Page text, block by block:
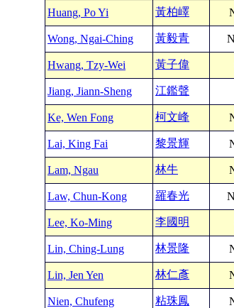
Huang, Po Yi 黃柏嶧
Wong, Ngai-Ching 黃毅青
Hwang, Tzy-Wei 黃子偉
Jiang, Jiann-Sheng 江鑑聲
Ke, Wen Fong 柯文峰
Lai, King Fai 黎景輝
Lam, Ngau 林牛
Law, Chun-Kong 羅春光
Lee, Ko-Ming 李國明
Lin, Ching-Lung 林景隆
Lin, Jen Yen 林仁彥
Nien, Chufeng 粘珠鳳